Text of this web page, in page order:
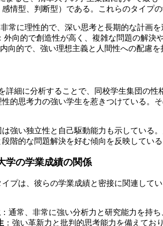
情型、判断型）である。これらのタイプ
非常に理性的で、深い思考と長期的な計画
：外向的で創造性が高く、複雑な問題の解決
内向的で、強い理想主義と人間性への配慮
詳細に分析することで、同校学生集団の
的思考力の強い学生を惹きつけている。
強い独立性と自己駆動能力も示している
階的な問題解決を好む傾向を反映している
学の学業成績の関係
プは、彼らの学業成績と密接に関連して
：通常、非常に強い分析力と研究能力を持
：強い革新力と批判的思考能力を備えてお